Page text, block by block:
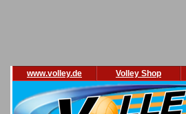
www.volley.de Volley Shop